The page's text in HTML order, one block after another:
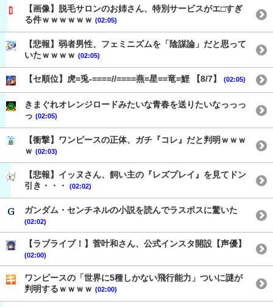
【画像】脱毛サロンのお姉さん、特別サービスがエ□すぎ
る件ｗｗｗｗｗｗ (02:05)
【悲報】弱者男性、フェミニズムを「陰謀論」だと思って
いたｗｗｗｗ (02:05)
【セ順位】虎=兎-====//====燕=星==竜=鯉 【8/7】 (02:05)
きまぐれオレンジロードみたいな青春を送りたいなっっっ
っ (02:05)
【衝撃】ワンピースの正体、ガチ『コレ』だと判明ｗｗｗ
ｗ (02:03)
【悲報】イッヌさん、飼い主の『レズプレイ』を見てドン
引き・・・
(02:02)
ガンダム・センチネルの小説を読んでラスボスに驚いた
(02:02)
【ラブライブ！】菅叶和さん、公式インスタ開設【声優】
(02:00)
ワンピースの「世界に5種しかない飛行能力」ついに謎が
判明するｗｗｗｗ (02:00)